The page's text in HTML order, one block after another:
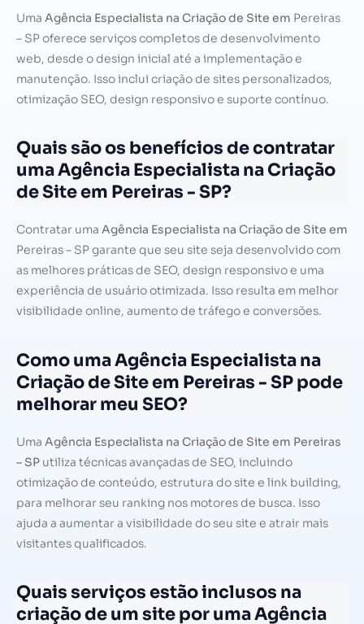
Uma Agência Especialista na Criação de Site em Pereiras
– SP oferece serviços completos de desenvolvimento
web, desde o design inicial até a implementação e
manutenção. Isso inclui criação de sites personalizados,
otimização SEO, design responsivo e suporte contínuo.
Quais são os benefícios de contratar
uma Agência Especialista na Criação
de Site em Pereiras - SP?
Contratar uma Agência Especialista na Criação de Site em
Pereiras – SP garante que seu site seja desenvolvido com
as melhores práticas de SEO, design responsivo e uma
experiência de usuário otimizada. Isso resulta em melhor
visibilidade online, aumento de tráfego e conversões.
Como uma Agência Especialista na
Criação de Site em Pereiras - SP pode
melhorar meu SEO?
Uma Agência Especialista na Criação de Site em Pereiras
– SP utiliza técnicas avançadas de SEO, incluindo
otimização de conteúdo, estrutura do site e link building,
para melhorar seu ranking nos motores de busca. Isso
ajuda a aumentar a visibilidade do seu site e atrair mais
visitantes qualificados.
Quais serviços estão inclusos na
criação de um site por uma Agência